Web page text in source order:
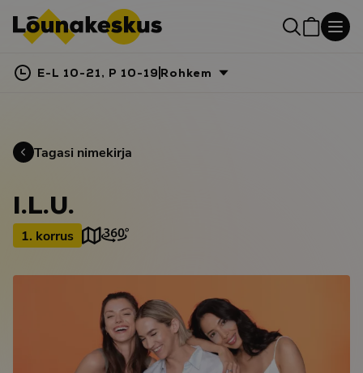
E-L 10-21, P 10-19 Rohkem
Tagasi nimekirja
I.L.U.
1. korrus